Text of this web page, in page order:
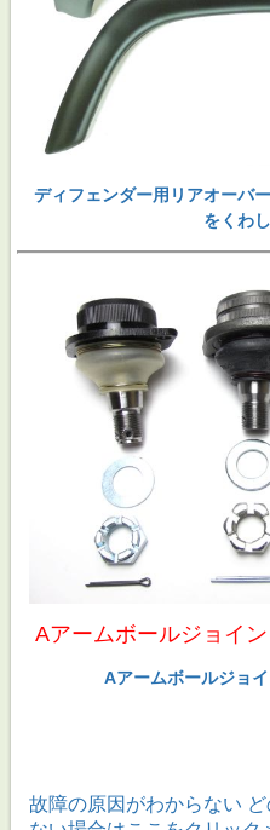
ディフェンダー用リアオーバ
をくわ
Aアームボールジョイ
Aアームボールジョ
故障の原因がわからない